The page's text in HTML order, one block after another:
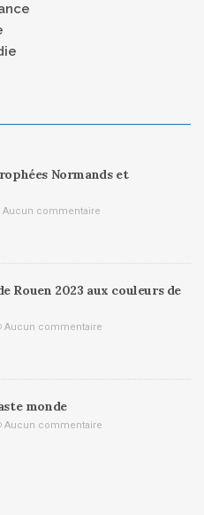
Normands et
Aucun commentaire
Rouen 2023 aux couleurs de
Aucun commentaire
monde
Aucun commentaire